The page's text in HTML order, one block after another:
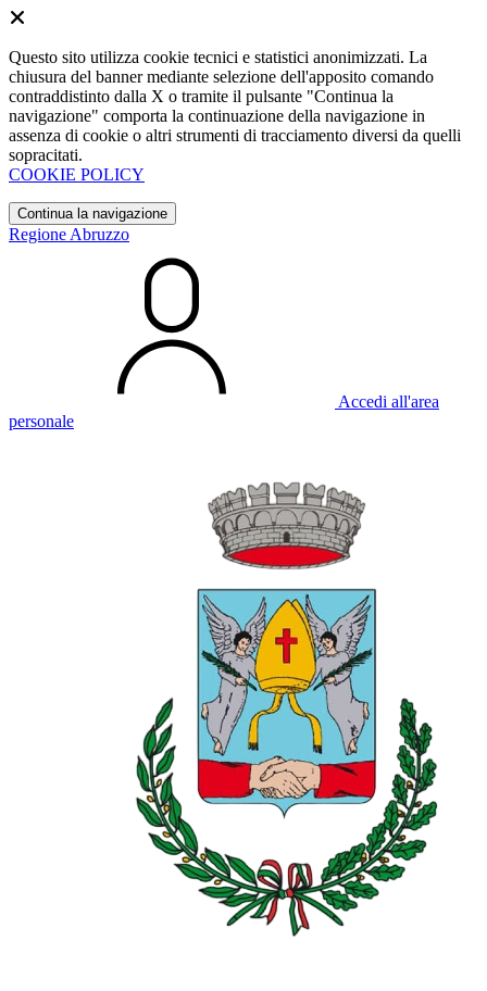
Questo sito utilizza cookie tecnici e statistici anonimizzati. La
chiusura del banner mediante selezione dell'apposito comando
contraddistinto dalla X o tramite il pulsante "Continua la
navigazione" comporta la continuazione della navigazione in
assenza di cookie o altri strumenti di tracciamento diversi da quelli
sopracitati.
COOKIE POLICY
Continua la navigazione
Regione Abruzzo
Accedi all'area
personale